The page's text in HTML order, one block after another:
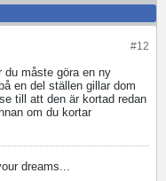
#12
du måste göra en ny
en del ställen gillar dom
till att den är kortad redan
om du kortar
dreams...